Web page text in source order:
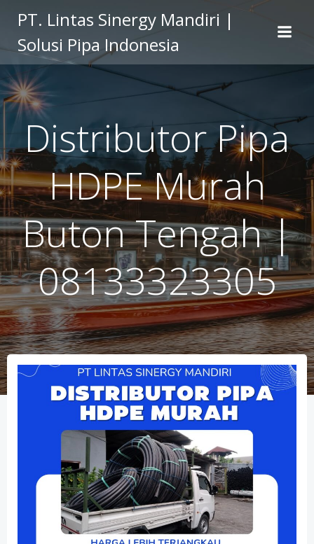
to
content
PT. Lintas Sinergy Mandiri |
Solusi Pipa Indonesia
Distributor Pipa
HDPE Murah
Buton Tengah |
08133323305